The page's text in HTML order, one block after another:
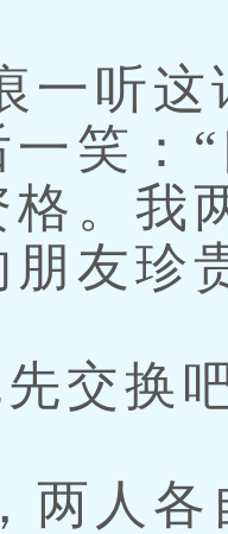
听这
一笑：
格。我
朋友珍
交换
人各